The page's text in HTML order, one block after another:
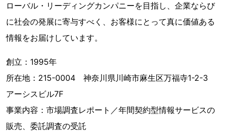
ローバル・リーディングカンパニーを目指し、企業ならび
に社会の発展に寄与すべく、お客様にとって真に価値ある
情報をお届けしています。
創立：1995年
所在地：215-0004 神奈川県川崎市麻生区万福寺1-2-3
アーシスビル7F
事業内容：市場調査レポート／年間契約型情報サービスの
販売、委託調査の受託